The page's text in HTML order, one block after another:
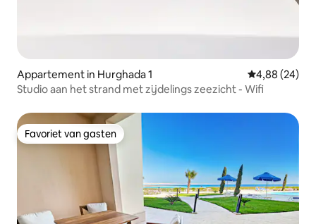
Appartement in Hurghada 1 Gemiddelde
4,88 (24)
Studio aan het strand met zijdelings zeezicht - Wifi
Favoriet van gasten
Favoriet van gasten